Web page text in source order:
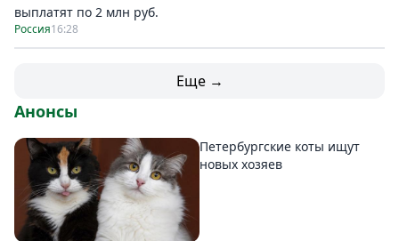
выплатят по 2 млн руб.
Россия16:28
Еще →
Анонсы
Петербургские коты ищут
новых хозяев